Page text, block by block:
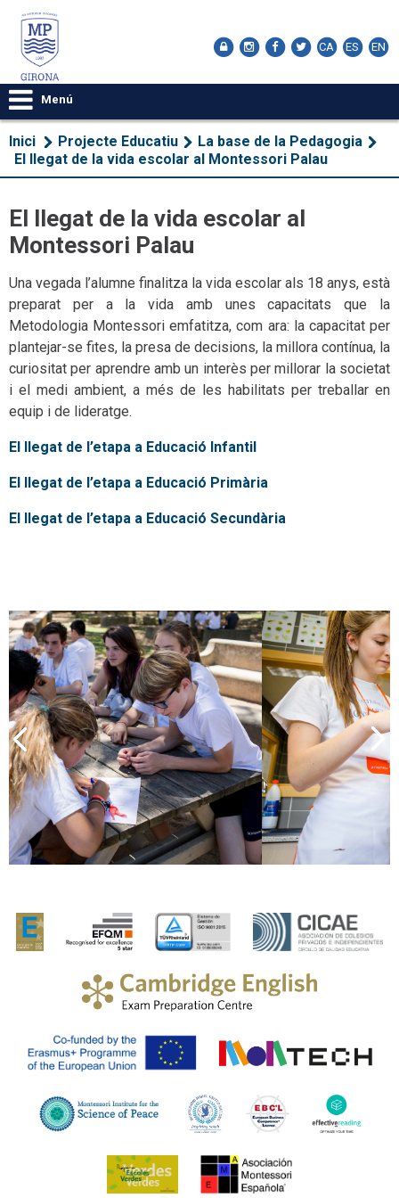
CA ES EN
Menú
Inici Projecte Educatiu
La base de la Pedagogia
El llegat de la vida escolar al Montessori Palau
El llegat de la vida escolar al
Montessori Palau
Una vegada l’alumne finalitza la vida escolar als 18 anys, està
preparat per a la vida amb unes capacitats que la
Metodologia Montessori emfatitza, com ara: la capacitat per
plantejar-se fites, la presa de decisions, la millora contínua, la
curiositat per aprendre amb un interès per millorar la societat
i el medi ambient, a més de les habilitats per treballar en
equip i de lideratge.
El llegat de l’etapa a Educació Infantil
El llegat de l’etapa a Educació Primària
El llegat de l’etapa a Educació Secundària